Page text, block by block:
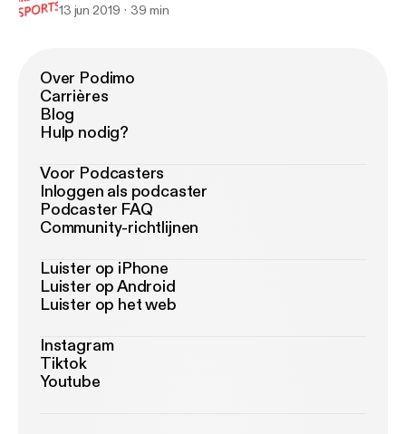
13 jun 2019 39 min
Over Podimo
Carrières
Blog
Hulp nodig?
Voor Podcasters
Inloggen als podcaster
Podcaster FAQ
Community-richtlijnen
Luister op iPhone
Luister op Android
Luister op het web
Instagram
Tiktok
Youtube